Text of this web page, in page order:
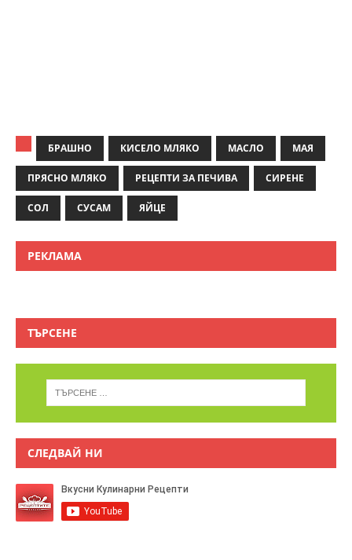
БРАШНО КИСЕЛО МЛЯКО МАСЛО МАЯ
ПРЯСНО МЛЯКО РЕЦЕПТИ ЗА ПЕЧИВА СИРЕНЕ
СОЛ СУСАМ ЯЙЦЕ
РЕКЛАМА
ТЪРСЕНЕ
СЛЕДВАЙ НИ